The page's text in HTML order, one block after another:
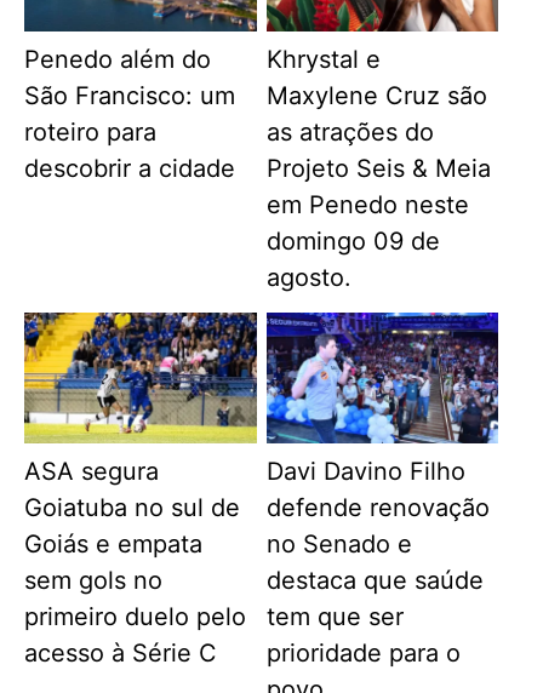
Penedo além do
São Francisco: um
roteiro para
descobrir a cidade
Khrystal e
Maxylene Cruz são
as atrações do
Projeto Seis & Meia
em Penedo neste
domingo 09 de
agosto.
ASA segura
Goiatuba no sul de
Goiás e empata
sem gols no
primeiro duelo pelo
acesso à Série C
Davi Davino Filho
defende renovação
no Senado e
destaca que saúde
tem que ser
prioridade para o